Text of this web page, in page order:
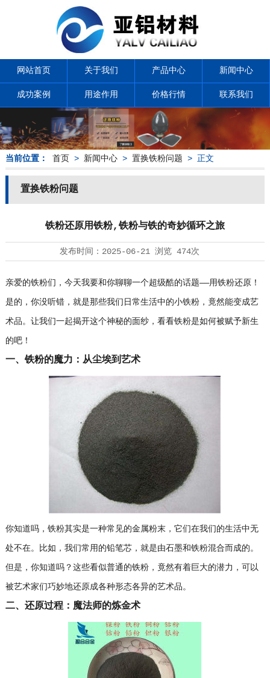
网站首页 关于我们 产品中心 新闻中心
成功案例 用途作用 价格行情 联系我们
当前位置： 首页 > 新闻中心> 置换铁粉问题 > 正文
置换铁粉问题
铁粉还原用铁粉,铁粉与铁的奇妙循环之旅
发布时间： 2025-06-21浏览 474次
亲爱的铁粉们，今天我要和你聊聊一个超级酷的话题——用铁粉还原！
是的，你没听错，就是那些我们日常生活中的小铁粉，竟然能变成艺
术品。让我们一起揭开这个神秘的面纱，看看铁粉是如何被赋予新生
的吧！
一、铁粉的魔力：从尘埃到艺术
你知道吗，铁粉其实是一种常见的金属粉末，它们在我们的生活中无
处不在。比如，我们常用的铅笔芯，就是由石墨和铁粉混合而成的。
但是，你知道吗？这些看似普通的铁粉，竟然有着巨大的潜力，可以
被艺术家们巧妙地还原成各种形态各异的艺术品。
二、还原过程：魔法师的炼金术